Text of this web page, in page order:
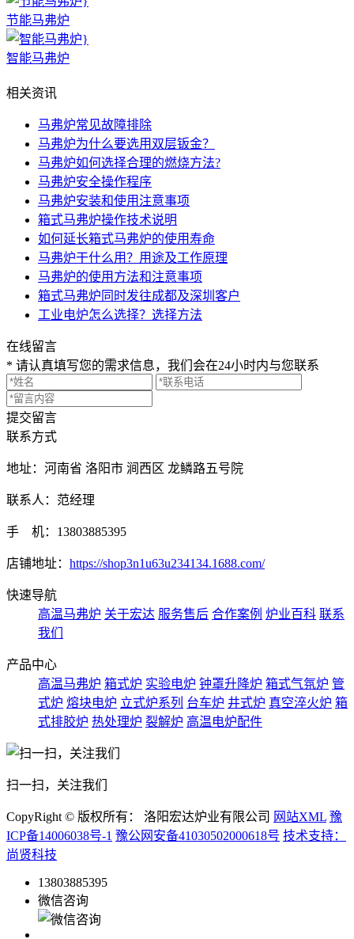
节能马弗炉
智能马弗炉
相关资讯
马弗炉常见故障排除
马弗炉为什么要选用双层钣金？
马弗炉如何选择合理的燃烧方法?
马弗炉安全操作程序
马弗炉安装和使用注意事项
箱式马弗炉操作技术说明
如何延长箱式马弗炉的使用寿命
马弗炉干什么用？用途及工作原理
马弗炉的使用方法和注意事项
箱式马弗炉同时发往成都及深圳客户
工业电炉怎么选择？选择方法
在线留言
* 请认真填写您的需求信息，我们会在24小时内与您联系
提交留言
联系方式
地址：河南省 洛阳市 涧西区 龙鳞路五号院
联系人：范经理
手 机：13803885395
店铺地址： https://shop3n1u63u234134.1688.com/
快速导航
高温马弗炉 关于宏达 服务售后 合作案例 炉业百科 联系
我们
产品中心
高温马弗炉 箱式炉 实验电炉 钟罩升降炉 箱式气氛炉 管
式炉 熔块电炉 立式炉系列 台车炉 井式炉 真空淬火炉 箱
式排胶炉 热处理炉 裂解炉 高温电炉配件
扫一扫，关注我们
CopyRight © 版权所有： 洛阳宏达炉业有限公司 网站XML 豫
ICP备14006038号-1 豫公网安备41030502000618号 技术支持：
尚贤科技
13803885395
微信咨询